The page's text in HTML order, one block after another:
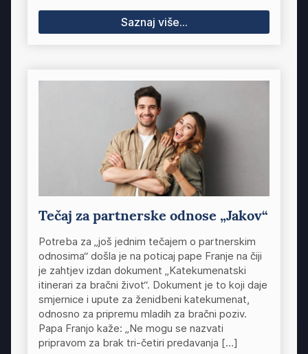
Saznaj više...
Tečaj za partnerske odnose „Jakov“
Potreba za „još jednim tečajem o partnerskim
odnosima“ došla je na poticaj pape Franje na čiji
je zahtjev izdan dokument „Katekumenatski
itinerari za bračni život“. Dokument je to koji daje
smjernice i upute za ženidbeni katekumenat,
odnosno za pripremu mladih za bračni poziv.
Papa Franjo kaže: „Ne mogu se nazvati
pripravom za brak tri-četiri predavanja […]